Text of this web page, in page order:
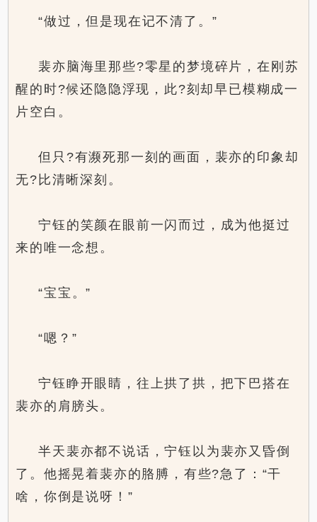
“做过，但是现在记不清了。”
裴亦脑海里那些?零星的梦境碎片，在刚苏
醒的时?候还隐隐浮现，此?刻却早已模糊成一
片空白。
但只?有濒死那一刻的画面，裴亦的印象却
无?比清晰深刻。
宁钰的笑颜在眼前一闪而过，成为他挺过
来的唯一念想。
“宝宝。”
“嗯？”
宁钰睁开眼睛，往上拱了拱，把下巴搭在
裴亦的肩膀头。
半天裴亦都不说话，宁钰以为裴亦又昏倒
了。他摇晃着裴亦的胳膊，有些?急了：“干
啥，你倒是说呀！”